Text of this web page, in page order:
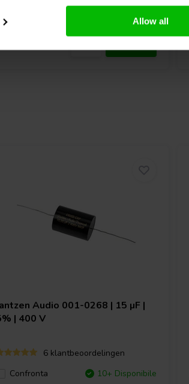
Allow all
8 Disponibile
Audio 001-0268 | 15 µF |
| 400 V
6 klantbeoordelingen
Confronta
10+ Disponibile